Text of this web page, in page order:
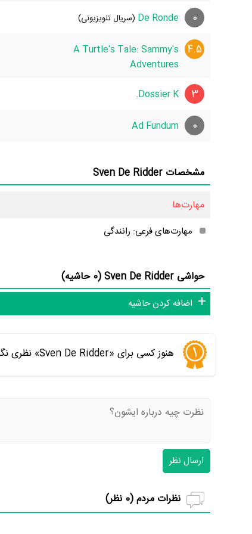
0
De Ronde (سریال تلویزیونی)
4.5
A Turtle's Tale: Sammy's
Adventures
3
Dossier K.
0
Ad Fundum
مشخصات Sven De Ridder
مهارت‌ها
مهارت‌های فرعی: رانندگی
حواشی Sven De Ridder (0 حاشیه)
اضافه کردن حاشیه
هنوز کسی برای «Sven De Ridder» نظری نگذاشته است. اولین نفری باشید که نظر می‌دهید
ارسال نظر
نظرات مردم (0 نظر)